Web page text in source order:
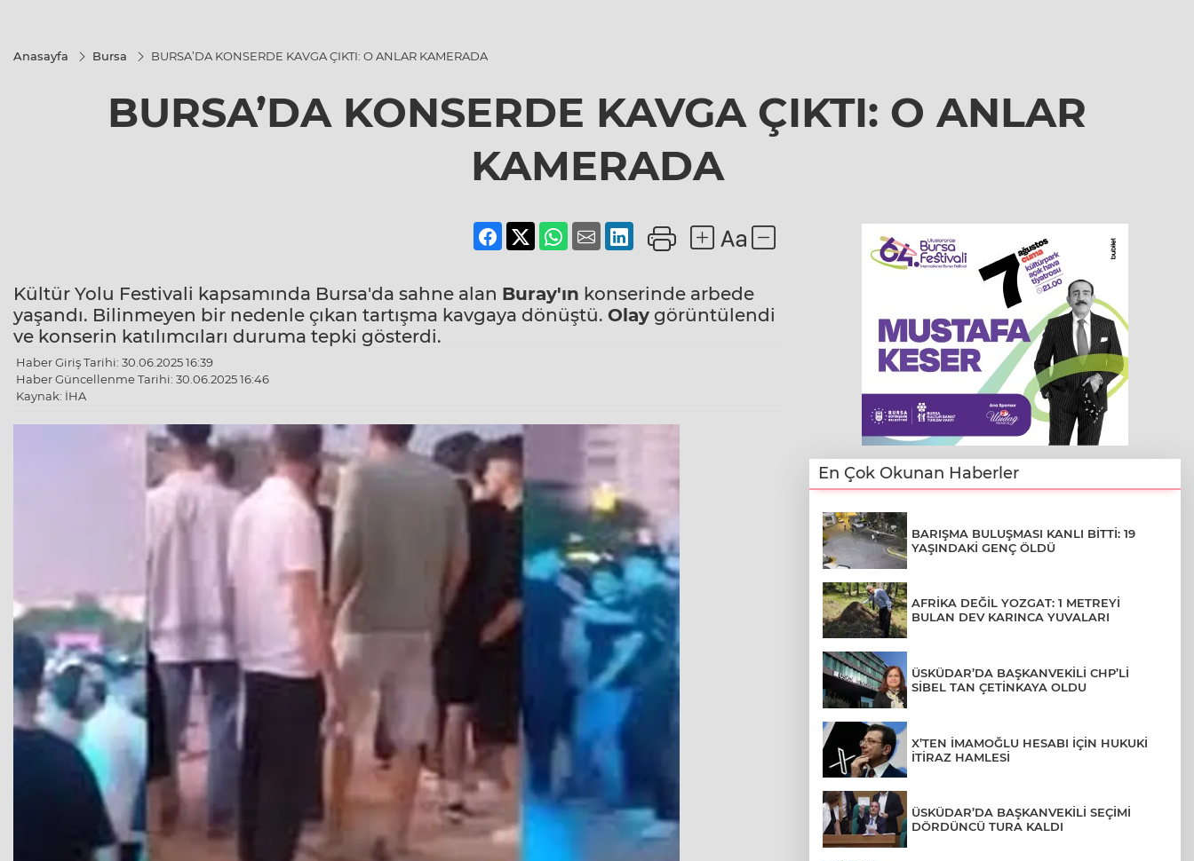
Anasayfa Bursa BURSA’DA KONSERDE KAVGA ÇIKTI: O ANLAR KAMERADA
BURSA’DA KONSERDE KAVGA ÇIKTI: O ANLAR
KAMERADA
Kültür Yolu Festivali kapsamında Bursa'da sahne alan Buray'ın konserinde arbede
yaşandı. Bilinmeyen bir nedenle çıkan tartışma kavgaya dönüştü. Olay görüntülendi
ve konserin katılımcıları duruma tepki gösterdi.
Haber Giriş Tarihi: 30.06.2025 16:39
Haber Güncellenme Tarihi: 30.06.2025 16:46
Kaynak: İHA
En Çok Okunan Haberler
BARIŞMA BULUŞMASI KANLI BİTTİ: 19
YAŞINDAKİ GENÇ ÖLDÜ
AFRİKA DEĞİL YOZGAT: 1 METREYİ
BULAN DEV KARINCA YUVALARI
ÜSKÜDAR’DA BAŞKANVEKİLİ CHP’Lİ
SİBEL TAN ÇETİNKAYA OLDU
X’TEN İMAMOĞLU HESABI İÇİN HUKUKİ
İTİRAZ HAMLESİ
ÜSKÜDAR’DA BAŞKANVEKİLİ SEÇİMİ
DÖRDÜNCÜ TURA KALDI